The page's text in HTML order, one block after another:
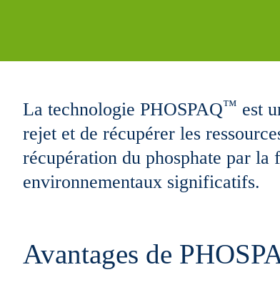
La technologie PHOSPAQ™ est
rejet et de récupérer les
récupération du phosphate par la
environnementaux significatifs.
Avantages de